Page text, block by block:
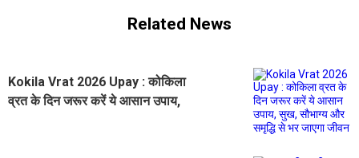
Related News
Kokila Vrat 2026 Upay : कोकिला
व्रत के दिन जरूर करें ये आसान उपाय,